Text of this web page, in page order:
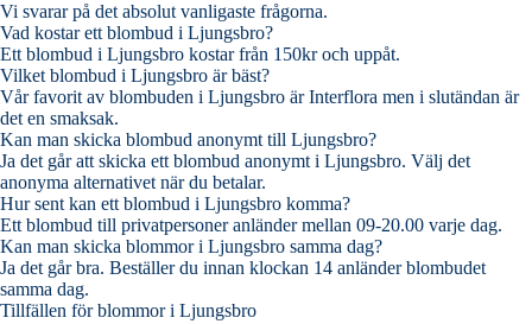
Vi svarar på det absolut vanligaste frågorna.
Vad kostar ett blombud i Ljungsbro?
Ett blombud i Ljungsbro kostar från 150kr och uppåt.
Vilket blombud i Ljungsbro är bäst?
Vår favorit av blombuden i Ljungsbro är Interflora men i slutändan är
det en smaksak.
Kan man skicka blombud anonymt till Ljungsbro?
Ja det går att skicka ett blombud anonymt i Ljungsbro. Välj det
anonyma alternativet när du betalar.
Hur sent kan ett blombud i Ljungsbro komma?
Ett blombud till privatpersoner anländer mellan 09-20.00 varje dag.
Kan man skicka blommor i Ljungsbro samma dag?
Ja det går bra. Beställer du innan klockan 14 anländer blombudet
samma dag.
Tillfällen för blommor i Ljungsbro